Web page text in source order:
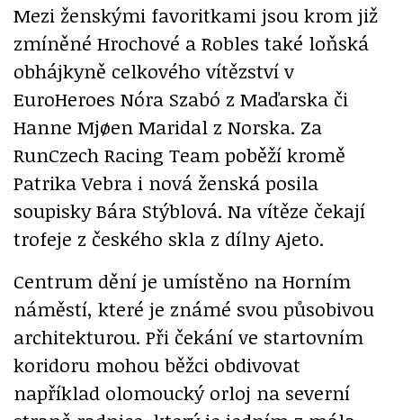
Mezi ženskými favoritkami jsou krom již
zmíněné Hrochové a Robles také loňská
obhájkyně celkového vítězství v
EuroHeroes Nóra Szabó z Maďarska či
Hanne Mjøen Maridal z Norska. Za
RunCzech Racing Team poběží kromě
Patrika Vebra i nová ženská posila
soupisky Bára Stýblová. Na vítěze čekají
trofeje z českého skla z dílny Ajeto.
Centrum dění je umístěno na Horním
náměstí, které je známé svou působivou
architekturou. Při čekání ve startovním
koridoru mohou běžci obdivovat
například olomoucký orloj na severní